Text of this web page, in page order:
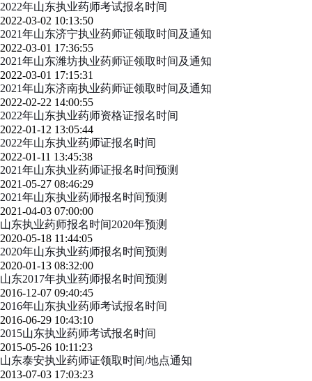
2022年山东执业药师考试报名时间
2022-03-02 10:13:50
2021年山东济宁执业药师证领取时间及通知
2022-03-01 17:36:55
2021年山东潍坊执业药师证领取时间及通知
2022-03-01 17:15:31
2021年山东济南执业药师证领取时间及通知
2022-02-22 14:00:55
2022年山东执业药师资格证报名时间
2022-01-12 13:05:44
2022年山东执业药师证报名时间
2022-01-11 13:45:38
2021年山东执业药师证报名时间预测
2021-05-27 08:46:29
2021年山东执业药师报名时间预测
2021-04-03 07:00:00
山东执业药师报名时间2020年预测
2020-05-18 11:44:05
2020年山东执业药师报名时间预测
2020-01-13 08:32:00
山东2017年执业药师报名时间预测
2016-12-07 09:40:45
2016年山东执业药师考试报名时间
2016-06-29 10:43:10
2015山东执业药师考试报名时间
2015-05-26 10:11:23
山东泰安执业药师证领取时间/地点通知
2013-07-03 17:03:23